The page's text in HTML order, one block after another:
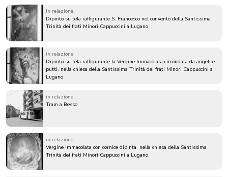
in relazione
Dipinto su tela raffigurante S. Francesco nel convento della Santissima
Trinità dei frati Minori Cappuccini a Lugano
in relazione
Dipinto su tela raffigurante la Vergine Immacolata circondata da angeli e
putti, nella chiesa della Santissima Trinità dei frati Minori Cappuccini a
Lugano
in relazione
Tram a Besso
in relazione
Vergine Immacolata con cornice dipinta, nella chiesa della Santissima
Trinità dei frati Minori Cappuccini a Lugano